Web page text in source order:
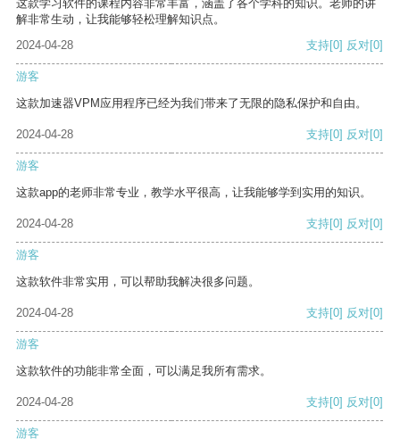
这款学习软件的课程内容非常丰富，涵盖了各个学科的知识。老师的讲
解非常生动，让我能够轻松理解知识点。
2024-04-28
支持[0] 反对[0]
游客
这款加速器VPM应用程序已经为我们带来了无限的隐私保护和自由。
2024-04-28 支持[0] 反对[0]
游客
这款app的老师非常专业，教学水平很高，让我能够学到实用的知识。
2024-04-28 支持[0] 反对[0]
游客
这款软件非常实用，可以帮助我解决很多问题。
2024-04-28 支持[0] 反对[0]
游客
这款软件的功能非常全面，可以满足我所有需求。
2024-04-28 支持[0] 反对[0]
游客